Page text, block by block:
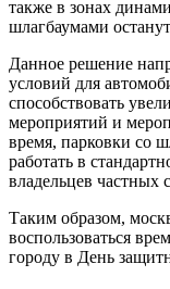
также в зонах
шлагбаумами
Данное решение
условий для
способствовать
мероприятий и
время, парковки со
работать в
владельцев частных
Таким образом,
воспользоваться
городу в День